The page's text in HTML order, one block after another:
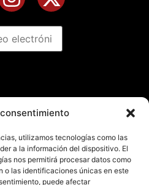
utilizamos tecnologías como las
a la información del dispositivo. El
nos permitirá procesar datos como
o las identificaciones únicas en este
puede afectar
gratuito